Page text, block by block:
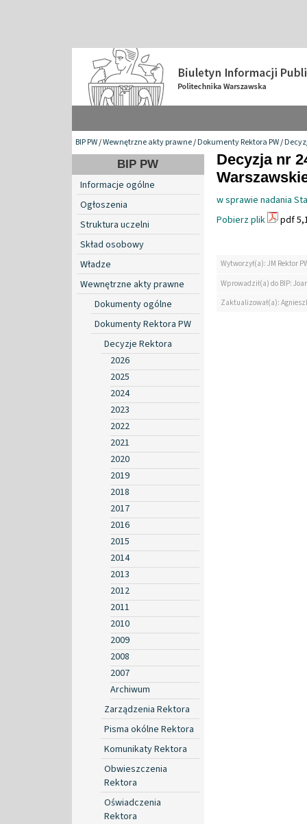
BIP PW/Wewnętrzne akty prawne/Dokumenty Rektora PW/
BIP PW
Informacje ogólne
Ogłoszenia
Struktura uczelni
Skład osobowy
Władze
Wewnętrzne akty prawne
Dokumenty ogólne
Dokumenty Rektora PW
Decyzje Rektora
2026
2025
2024
2023
2022
2021
2020
2019
2018
2017
2016
2015
2014
2013
2012
2011
2010
2009
2008
2007
Archiwum
Zarządzenia Rektora
Pisma okólne Rektora
Komunikaty Rektora
Obwieszczenia
Rektora
Oświadczenia
Rektora
Decyzja nr
w sprawie nadania
Pobierz plik
pdf
Wytworzył(a): JM Rektor
Wprowadził(a) do BIP:
Zaktualizował(a):